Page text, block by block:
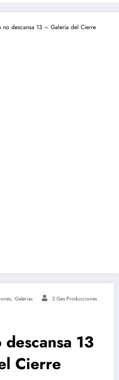
no descansa 13 – Galería del Cierre
, Galerias 2 Ges Producciones
13
Cierre